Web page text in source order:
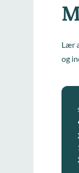
Lær
og